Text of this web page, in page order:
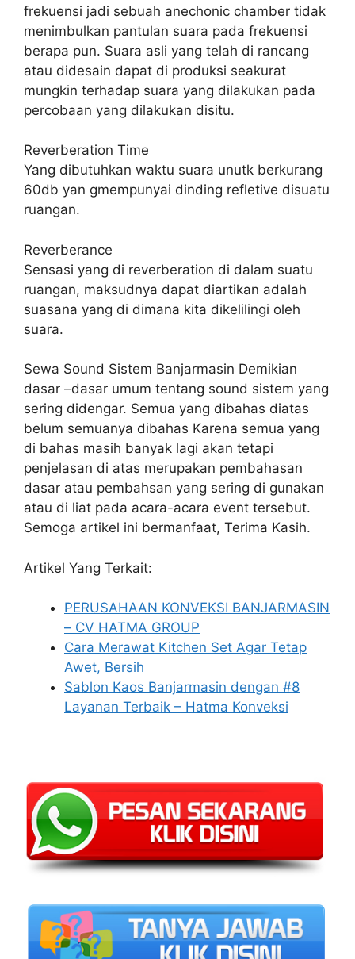
frekuensi jadi sebuah anechonic chamber tidak
menimbulkan pantulan suara pada frekuensi
berapa pun. Suara asli yang telah di rancang
atau didesain dapat di produksi seakurat
mungkin terhadap suara yang dilakukan pada
percobaan yang dilakukan disitu.
Reverberation Time
Yang dibutuhkan waktu suara unutk berkurang
60db yan gmempunyai dinding refletive disuatu
ruangan.
Reverberance
Sensasi yang di reverberation di dalam suatu
ruangan, maksudnya dapat diartikan adalah
suasana yang di dimana kita dikelilingi oleh
suara.
Sewa Sound Sistem Banjarmasin Demikian
dasar –dasar umum tentang sound sistem yang
sering didengar. Semua yang dibahas diatas
belum semuanya dibahas Karena semua yang
di bahas masih banyak lagi akan tetapi
penjelasan di atas merupakan pembahasan
dasar atau pembahsan yang sering di gunakan
atau di liat pada acara-acara event tersebut.
Semoga artikel ini bermanfaat, Terima Kasih.
Artikel Yang Terkait:
PERUSAHAAN KONVEKSI BANJARMASIN
– CV HATMA GROUP
Cara Merawat Kitchen Set Agar Tetap
Awet, Bersih
Sablon Kaos Banjarmasin dengan #8
Layanan Terbaik – Hatma Konveksi